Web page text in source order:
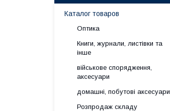
Каталог товаров
Оптика
Книги, журнали, листівки та
інше
військове спорядження,
аксесуари
домашні, побутові аксесуари
Розпродаж складу